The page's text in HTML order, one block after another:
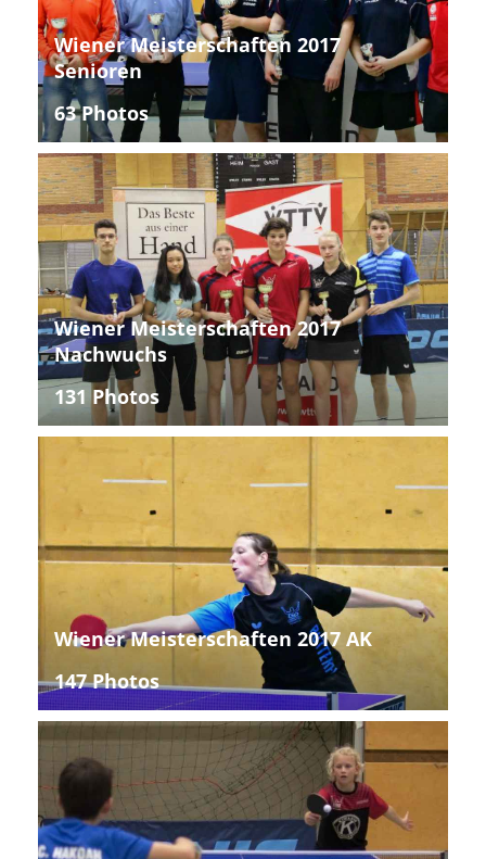
Wiener Meisterschaften 2017
Senioren
63 Photos
Wiener Meisterschaften 2017
Nachwuchs
131 Photos
Wiener Meisterschaften 2017 AK
147 Photos